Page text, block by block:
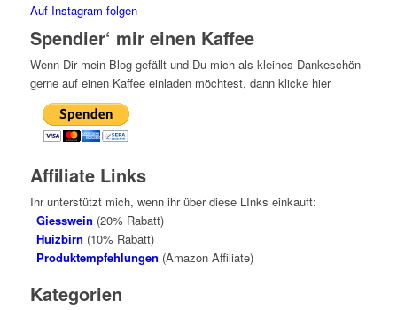
Auf Instagram folgen
Spendier‘ mir einen Kaffee
Wenn Dir mein Blog gefällt und Du mich als kleines Dankeschön
gerne auf einen Kaffee einladen möchtest, dann klicke hier
Affiliate Links
Ihr unterstützt mich, wenn ihr über diese LInks einkauft:
Giesswein (20% Rabatt)
Huizbirn (10% Rabatt)
Produktempfehlungen (Amazon Affiliate)
Kategorien